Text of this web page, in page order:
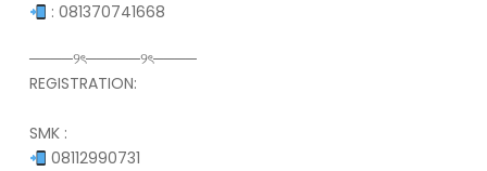
: 081370741668
────୨ৎ─────୨ৎ────
REGISTRATION:
SMK :
08112990731